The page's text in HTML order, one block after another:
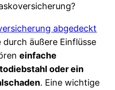
abgedeckt
durch äußere Einflüsse
einfache
oder ein
. Eine wichtige